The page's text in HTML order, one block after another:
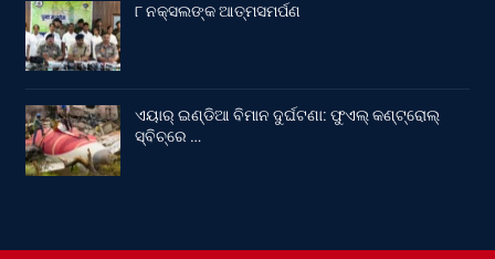
୮ ନକ୍ସଲଙ୍କ ଆତ୍ମସମର୍ପଣ
ଏୟାର୍ ଇଣ୍ଡିଆ ବିମାନ ଦୁର୍ଘଟଣା: ଫୁଏଲ୍‌ କଣ୍ଟ୍ରୋଲ୍‌
ସ୍ବିଚ୍‌ରେ …